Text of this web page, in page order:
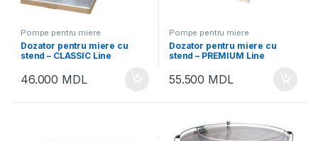
Pompe pentru miere
Dozator pentru miere cu
stend – CLASSIC Line
46.000 MDL
Pompe pentru miere
Dozator pentru miere cu
stend – PREMIUM Line
55.500 MDL